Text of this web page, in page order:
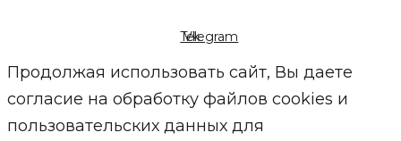
Vk
Telegram
Продолжая использовать сайт, Вы даете
согласие на обработку файлов cookies и
пользовательских данных для